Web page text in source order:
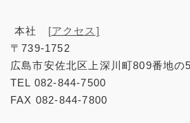
本社 [アクセス]
〒739-1752
広島市安佐北区上深川町809番地の5
TEL 082-844-7500
FAX 082-844-7800